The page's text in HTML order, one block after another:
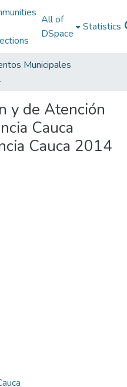
All of
DSpace
Statistics
Municipales
Cauca 2014
y de Atención
Cauca
Cauca 2014